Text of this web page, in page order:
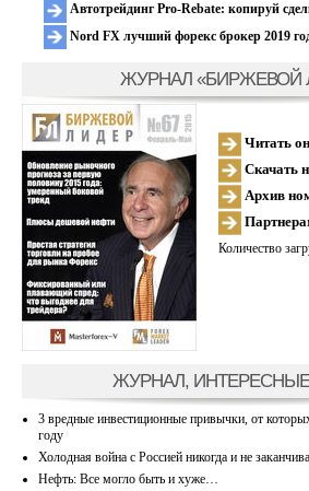
Автотрейдинг Pro-Rebate: копируй
Nord FX лучший форекс брокер 2019
ЖУРНАЛ «БИРЖЕВОЙ
Читать
Скачать
Архив
Количество
ЖУРНАЛ,
3 вредные инвестиционные привычки, от
году
Холодная война с Россией никогда и не
Нефть: Все могло быть и хуже…